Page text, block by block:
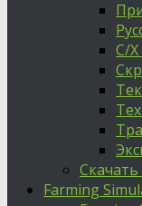
С/Х
Farming